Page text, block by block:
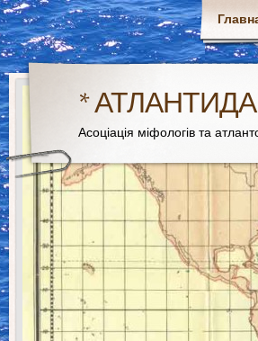
* АТЛАНТИДА
Асоціація міфологів та